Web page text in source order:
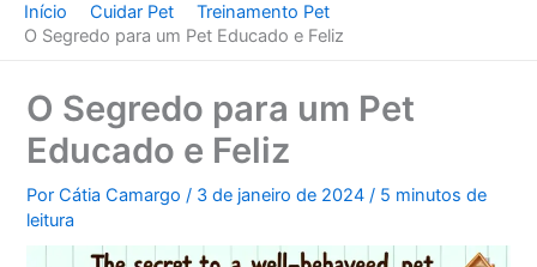
Início Cuidar Pet
Treinamento Pet
O Segredo para um Pet Educado e Feliz
O Segredo para um Pet
Educado e Feliz
PorCátia Camargo/ 3 de janeiro de 2024/ 5 minutos de
leitura